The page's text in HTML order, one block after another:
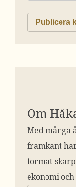
Om
Med många
framkant
format
ekonomi och